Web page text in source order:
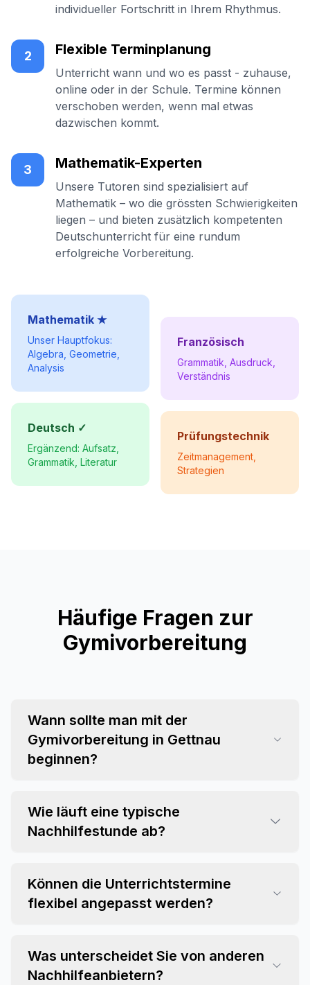
individueller Fortschritt in Ihrem Rhythmus.
2 Flexible Terminplanung
Unterricht wann und wo es passt - zuhause,
online oder in der Schule. Termine können
verschoben werden, wenn mal etwas
dazwischen kommt.
3 Mathematik-Experten
Unsere Tutoren sind spezialisiert auf
Mathematik – wo die grössten Schwierigkeiten
liegen – und bieten zusätzlich kompetenten
Deutschunterricht für eine rundum
erfolgreiche Vorbereitung.
Mathematik ★
Unser Hauptfokus:
Algebra, Geometrie,
Analysis
Deutsch ✓
Ergänzend: Aufsatz,
Grammatik, Literatur
Französisch
Grammatik, Ausdruck,
Verständnis
Prüfungstechnik
Zeitmanagement,
Strategien
Häufige Fragen zur
Gymivorbereitung
Wann sollte man mit der
Gymivorbereitung in Gettnau
beginnen?
Wie läuft eine typische
Nachhilfestunde ab?
Können die Unterrichtstermine
flexibel angepasst werden?
Was unterscheidet Sie von anderen
Nachhilfeanbietern?